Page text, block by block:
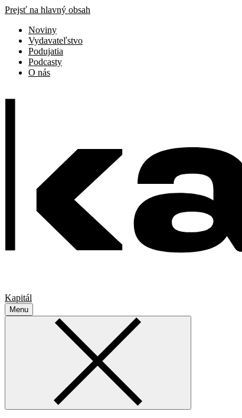
Prejsť na hlavný obsah
Noviny
Vydavateľstvo
Podujatia
Podcasty
O nás
Kapitál
Menu